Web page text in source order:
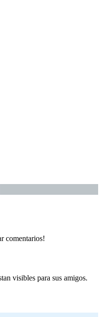
comentarios!
visibles para sus amigos.